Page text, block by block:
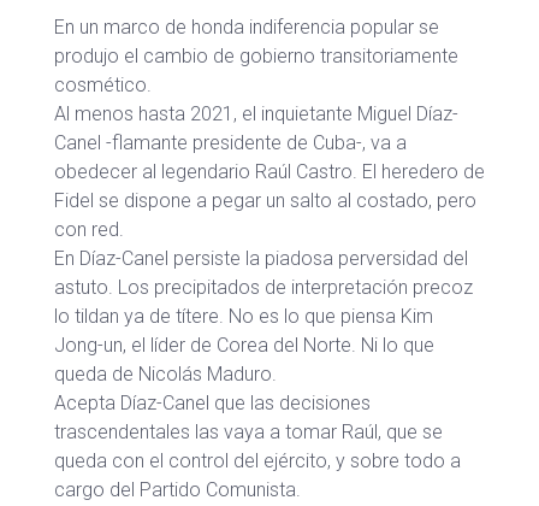
En un marco de honda indiferencia popular se
produjo el cambio de gobierno transitoriamente
cosmético.
Al menos hasta 2021, el inquietante Miguel Díaz-
Canel -flamante presidente de Cuba-, va a
obedecer al legendario Raúl Castro. El heredero de
Fidel se dispone a pegar un salto al costado, pero
con red.
En Díaz-Canel persiste la piadosa perversidad del
astuto. Los precipitados de interpretación precoz
lo tildan ya de títere. No es lo que piensa Kim
Jong-un, el líder de Corea del Norte. Ni lo que
queda de Nicolás Maduro.
Acepta Díaz-Canel que las decisiones
trascendentales las vaya a tomar Raúl, que se
queda con el control del ejército, y sobre todo a
cargo del Partido Comunista.